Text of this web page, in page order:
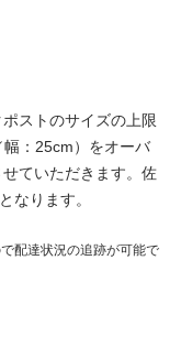
ストのサイズの上限
幅：25cm）をオーバ
ていただきます。佐
なります。
配達状況の追跡が可能で